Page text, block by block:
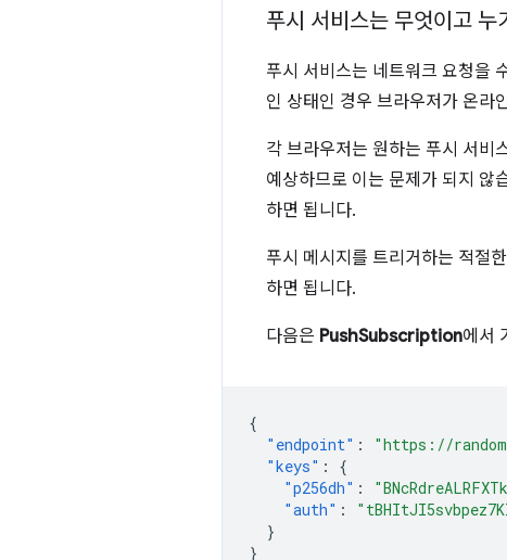
푸시 서비스는 무엇이고 누
푸시 서비스는 네트워크 요청을
인 상태인 경우 브라우저가 온라
각 브라우저는 원하는 푸시 서비
예상하므로 이는 문제가 되지 않
하면 됩니다.
푸시 메시지를 트리거하는 적절
하면 됩니다.
다음은 PushSubscription에서
{
"endpoint" : "https://
"keys" :
{
"p256dh" :
"auth" :
}
}